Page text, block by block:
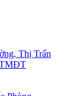
Thị Trấn
TMĐT